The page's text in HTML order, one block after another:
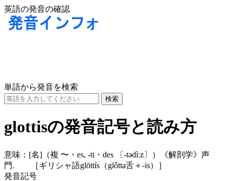
英語の発音の確認
単語から発音を検索
glottisの発音記号と読み方
意味： [名] （複 〜・es, -ti・des 〔-tədìːz〕
）《解剖学》声
門. ［ギリシャ語glōttís（glôtta舌＋-is）］
発音記号